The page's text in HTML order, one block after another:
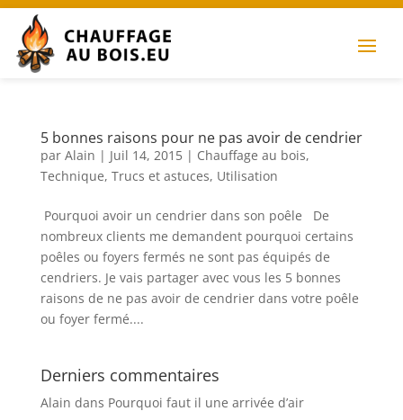
5 bonnes raisons pour ne pas avoir de cendrier
par Alain | Juil 14, 2015| Chauffage au bois,
Technique, Trucs et astuces, Utilisation
Pourquoi avoir un cendrier dans son poêle De
nombreux clients me demandent pourquoi certains
poêles ou foyers fermés ne sont pas équipés de
cendriers. Je vais partager avec vous les 5 bonnes
raisons de ne pas avoir de cendrier dans votre poêle
ou foyer fermé....
Derniers commentaires
Alain dans Pourquoi faut il une arrivée d’air